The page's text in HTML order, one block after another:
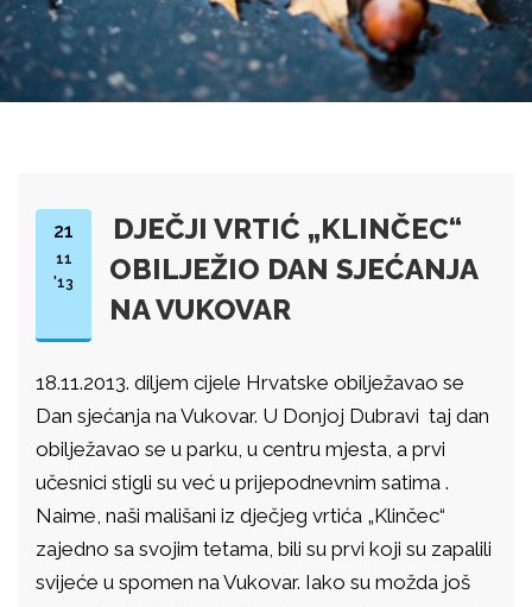
21
11
'13
DJEČJI VRTIĆ „KLINČEC“
OBILJEŽIO DAN SJEĆANJA
NA VUKOVAR
18.11.2013. diljem cijele Hrvatske obilježavao se
Dan sjećanja na Vukovar. U Donjoj Dubravi taj dan
obilježavao se u parku, u centru mjesta, a prvi
učesnici stigli su već u prijepodnevnim satima .
Naime, naši mališani iz dječjeg vrtića „Klinčec“
zajedno sa svojim tetama, bili su prvi koji su zapalili
svijeće u spomen na Vukovar. Iako su možda još